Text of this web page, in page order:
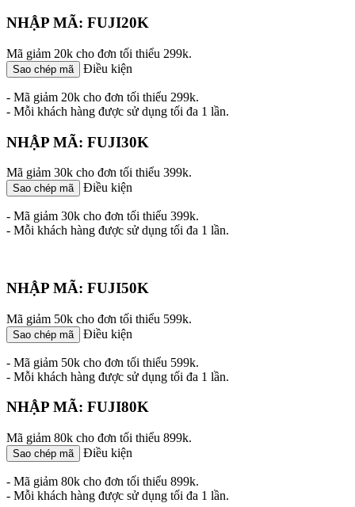
NHẬP MÃ: FUJI20K
Mã giảm 20k cho đơn tối thiểu 299k.
Sao chép mã Điều kiện
- Mã giảm 20k cho đơn tối thiểu 299k.
- Mỗi khách hàng được sử dụng tối đa 1 lần.
NHẬP MÃ: FUJI30K
Mã giảm 30k cho đơn tối thiểu 399k.
Sao chép mã Điều kiện
- Mã giảm 30k cho đơn tối thiểu 399k.
- Mỗi khách hàng được sử dụng tối đa 1 lần.
NHẬP MÃ: FUJI50K
Mã giảm 50k cho đơn tối thiểu 599k.
Sao chép mã Điều kiện
- Mã giảm 50k cho đơn tối thiểu 599k.
- Mỗi khách hàng được sử dụng tối đa 1 lần.
NHẬP MÃ: FUJI80K
Mã giảm 80k cho đơn tối thiểu 899k.
Sao chép mã Điều kiện
- Mã giảm 80k cho đơn tối thiểu 899k.
- Mỗi khách hàng được sử dụng tối đa 1 lần.